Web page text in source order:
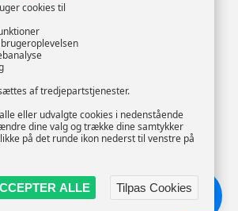
cookies til
af tredjepartstjenester.
eller udvalgte cookies i nedenstående
dine valg og trække dine samtykker
på det runde ikon nederst til venstre på
ALLE
Tilpas Cookies